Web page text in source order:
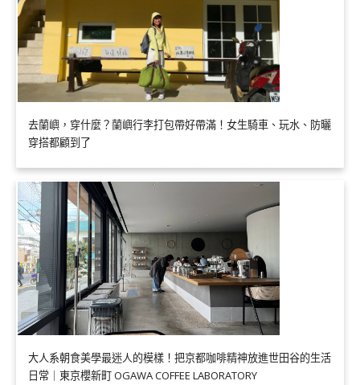
去蘭嶼，穿什麼？蘭嶼行李打包帶好帶滿！女生騎車、玩水、防曬
穿搭都顧到了
大人系朝食美學最迷人的模樣！把京都咖啡精神放進世田谷的生活
日常｜東京櫻新町 OGAWA COFFEE LABORATORY